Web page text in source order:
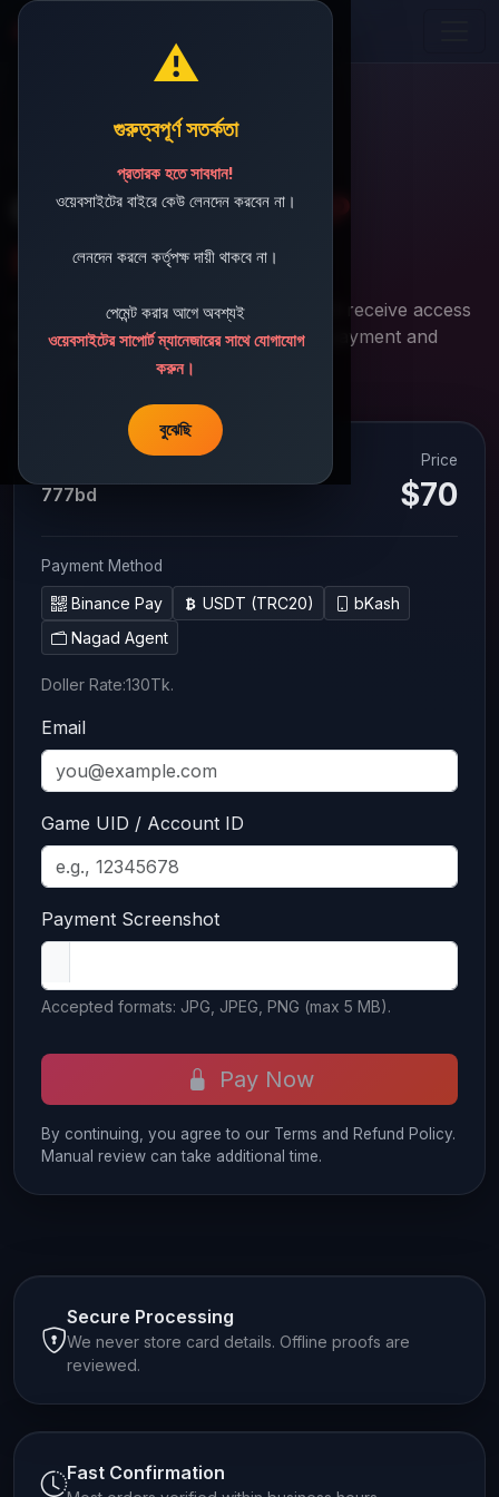
⚠️
গুরুত্বপূর্ণ সতর্কতা
প্রতারক হতে সাবধান!
ওয়েবসাইটের বাইরে কেউ লেনদেন করবেন না।
লেনদেন করলে কর্তৃপক্ষ দায়ী থাকবে না।
পেমেন্ট করার আগে অবশ্যই
ওয়েবসাইটের সাপোর্ট ম্যানেজারের সাথে যোগাযোগ
করুন।
বুঝেছি
Complete yourAPP
purchase
Fast, secure, and transparent. You will receive access
details at your email after successful payment and
777bd
Price
$70
Payment Method
Binance Pay USDT (TRC20)
bKash
Nagad Agent
Doller Rate:130Tk.
Email
Game UID / Account ID
Payment Screenshot
Accepted formats: JPG, JPEG, PNG (max 5 MB).
Pay Now
By continuing, you agree to our Terms and Refund Policy.
Manual review can take additional time.
Secure Processing
We never store card details. Offline proofs are
reviewed.
Fast Confirmation